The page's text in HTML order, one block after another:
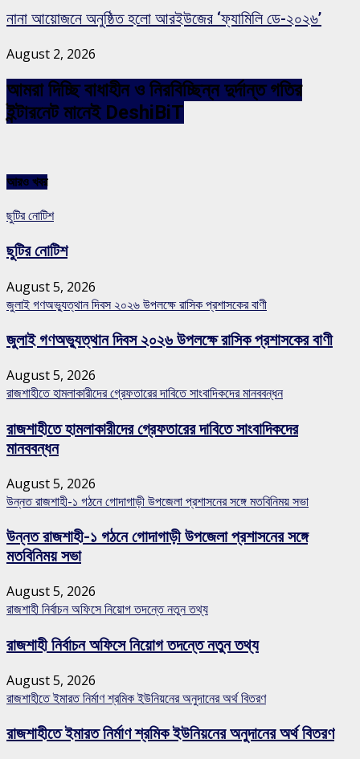
নানা আয়োজনে অনুষ্ঠিত হলো আরইউজের ‘ফ্যামিলি ডে-২০২৬’
August 2, 2026
আমরা দিচ্ছি বাধাহীন ও নিরবিচ্ছিন্ন দুর্দান্ত গতির
ইন্টারনেট মানেই DeshiBiT
আরও খবর
ছুটির নোটিশ
ছুটির নোটিশ
August 5, 2026
জুলাই গণঅভ্যুত্থান দিবস ২০২৬ উপলক্ষে রাসিক প্রশাসকের বাণী
জুলাই গণঅভ্যুত্থান দিবস ২০২৬ উপলক্ষে রাসিক প্রশাসকের বাণী
August 5, 2026
রাজশাহীতে হামলাকারীদের গ্রেফতারের দাবিতে সাংবাদিকদের মানববন্ধন
রাজশাহীতে হামলাকারীদের গ্রেফতারের দাবিতে সাংবাদিকদের
মানববন্ধন
August 5, 2026
উন্নত রাজশাহী-১ গঠনে গোদাগাড়ী উপজেলা প্রশাসনের সঙ্গে মতবিনিময় সভা
উন্নত রাজশাহী-১ গঠনে গোদাগাড়ী উপজেলা প্রশাসনের সঙ্গে
মতবিনিময় সভা
August 5, 2026
রাজশাহী নির্বাচন অফিসে নিয়োগ তদন্তে নতুন তথ্য
রাজশাহী নির্বাচন অফিসে নিয়োগ তদন্তে নতুন তথ্য
August 5, 2026
রাজশাহীতে ইমারত নির্মাণ শ্রমিক ইউনিয়নের অনুদানের অর্থ বিতরণ
রাজশাহীতে ইমারত নির্মাণ শ্রমিক ইউনিয়নের অনুদানের অর্থ বিতরণ